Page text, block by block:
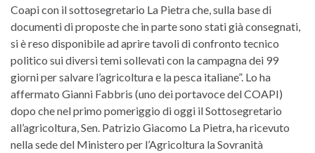
Coapi con il sottosegretario La Pietra che, sulla base di
documenti di proposte che in parte sono stati già consegnati,
si è reso disponibile ad aprire tavoli di confronto tecnico
politico sui diversi temi sollevati con la campagna dei 99
giorni per salvare l’agricoltura e la pesca italiane”. Lo ha
affermato Gianni Fabbris (uno dei portavoce del COAPI)
dopo che nel primo pomeriggio di oggi il Sottosegretario
all’agricoltura, Sen. Patrizio Giacomo La Pietra, ha ricevuto
nella sede del Ministero per l’Agricoltura la Sovranità